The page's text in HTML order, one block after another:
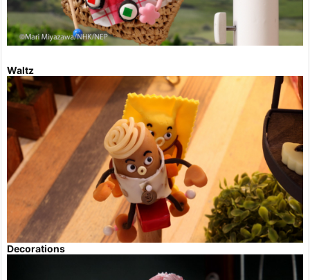
Waltz
Decorations